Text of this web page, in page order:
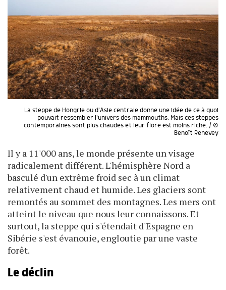
La steppe de Hongrie ou d'Asie centrale donne une idée de ce à quoi
pouvait ressembler l'univers des mammouths. Mais ces steppes
contemporaines sont plus chaudes et leur flore est moins riche. / ©
Benoît Renevey
Il y a 11'000 ans, le monde présente un visage
radicalement différent. L'hémisphère Nord a
basculé d'un extrême froid sec à un climat
relativement chaud et humide. Les glaciers sont
remontés au sommet des montagnes. Les mers ont
atteint le niveau que nous leur connaissons. Et
surtout, la steppe qui s'étendait d'Espagne en
Sibérie s'est évanouie, engloutie par une vaste
forêt.
Le déclin